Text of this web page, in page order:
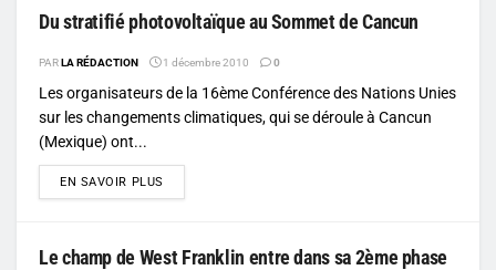
Du stratifié photovoltaïque au Sommet de Cancun
PARLA RÉDACTION 1 décembre 2010 0
Les organisateurs de la 16ème Conférence des Nations Unies
sur les changements climatiques, qui se déroule à Cancun
(Mexique) ont...
EN SAVOIR PLUS
Le champ de West Franklin entre dans sa 2ème phase